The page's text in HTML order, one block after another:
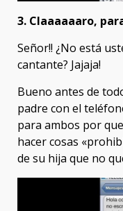
3. Claaaaaaro,
Señor!! ¿No está
cantante? Jajaja!
Bueno antes de
padre con el
para ambos por
hacer cosas
de su hija que no